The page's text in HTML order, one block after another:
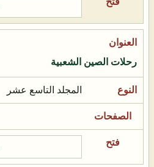
رحلات الصين الشعبية
المجلد التاسع عشر